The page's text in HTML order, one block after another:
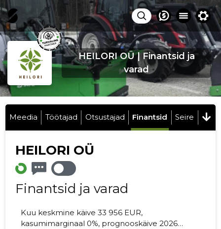
HEILORI OÜ | Finantsid ja
varad
Meedia Töötajad Otsustajad Finantsid Seire
HEILORI OÜ
Finantsid ja varad
Kuu keskmine käive 33 956 EUR,
kasumimarginaal 0%, prognooskäive 2026